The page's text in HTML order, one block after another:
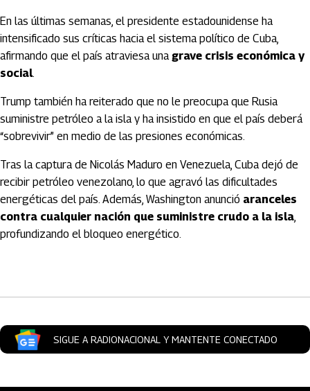
En las últimas semanas, el presidente estadounidense ha
intensificado sus críticas hacia el sistema político de Cuba,
afirmando que el país atraviesa una grave crisis económica y
social.
Trump también ha reiterado que no le preocupa que Rusia
suministre petróleo a la isla y ha insistido en que el país deberá
“sobrevivir” en medio de las presiones económicas.
Tras la captura de Nicolás Maduro en Venezuela, Cuba dejó de
recibir petróleo venezolano, lo que agravó las dificultades
energéticas del país. Además, Washington anunció aranceles
contra cualquier nación que suministre crudo a la isla,
profundizando el bloqueo energético.
SIGUE A RADIONACIONAL Y MANTENTE CONECTADO